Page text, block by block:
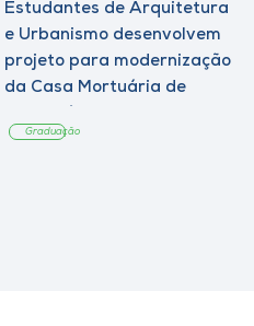
Estudantes de Arquitetura
e Urbanismo desenvolvem
projeto para modernização
da Casa Mortuária de
Graduação